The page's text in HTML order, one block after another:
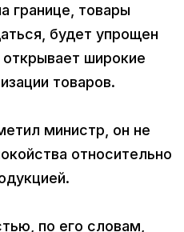
границе, товары
будет упрощен
широкие
товаров.
министр, он не
относительно
по его словам,